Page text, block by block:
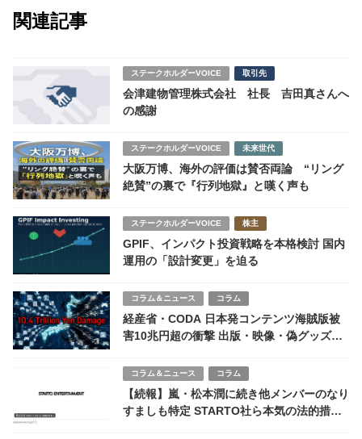
関連記事
ステークホルダーVOICE 取引先
会津建物管理株式会社 社長 吉田真さんへ
の感謝
ステークホルダーVOICE 未来世代
大阪万博、海外の評価は賛否両論 “リング
絶賛”の裏で『行列地獄』と嘆く声も
ステークホルダーVOICE 株主
GPIF、インパクト投資戦略を本格検討 国内
運用の「設計変更」を迫る
コラム＆ニュース コラム
経産省・CODA 日本発コンテンツ海賊版被
害10兆円超の衝撃 出版・映像・偽グッズで
コラム＆ニュース コラム
【続報】嵐・松本潤に続き他メンバーのなり
すましも特定 STARTO社ら本気の法的措置